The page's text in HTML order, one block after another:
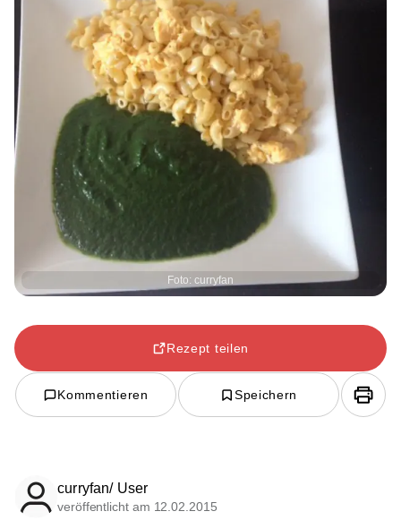
Foto: curryfan
Rezept teilen
Kommentieren Speichern
curryfan/ User
veröffentlicht am 12.02.2015